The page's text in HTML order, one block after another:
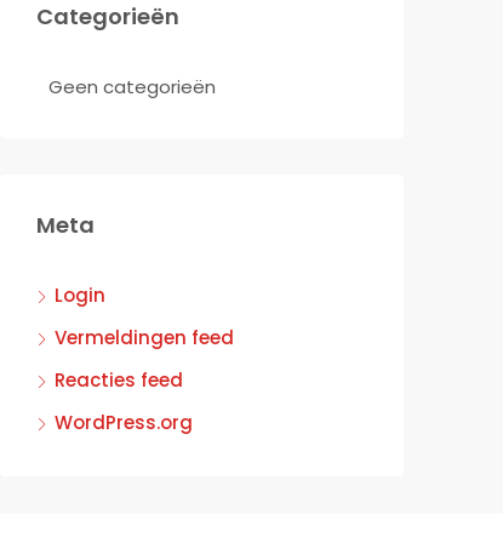
Categorieën
Geen categorieën
Meta
Login
Vermeldingen feed
Reacties feed
WordPress.org